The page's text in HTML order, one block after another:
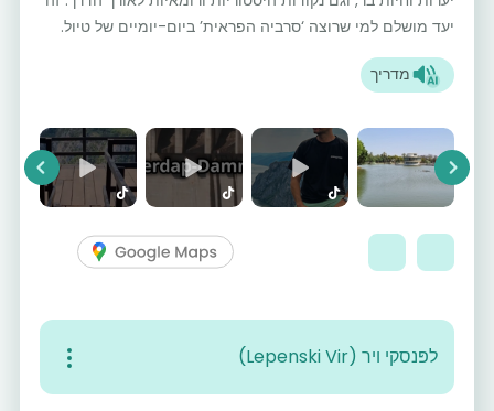
יעד מושלם למי שרוצה ‘סרביה הפראית’ ביום-יומיים של טיול.
מדריך
Next
לפּנסקי ויר (Lepenski Vir)